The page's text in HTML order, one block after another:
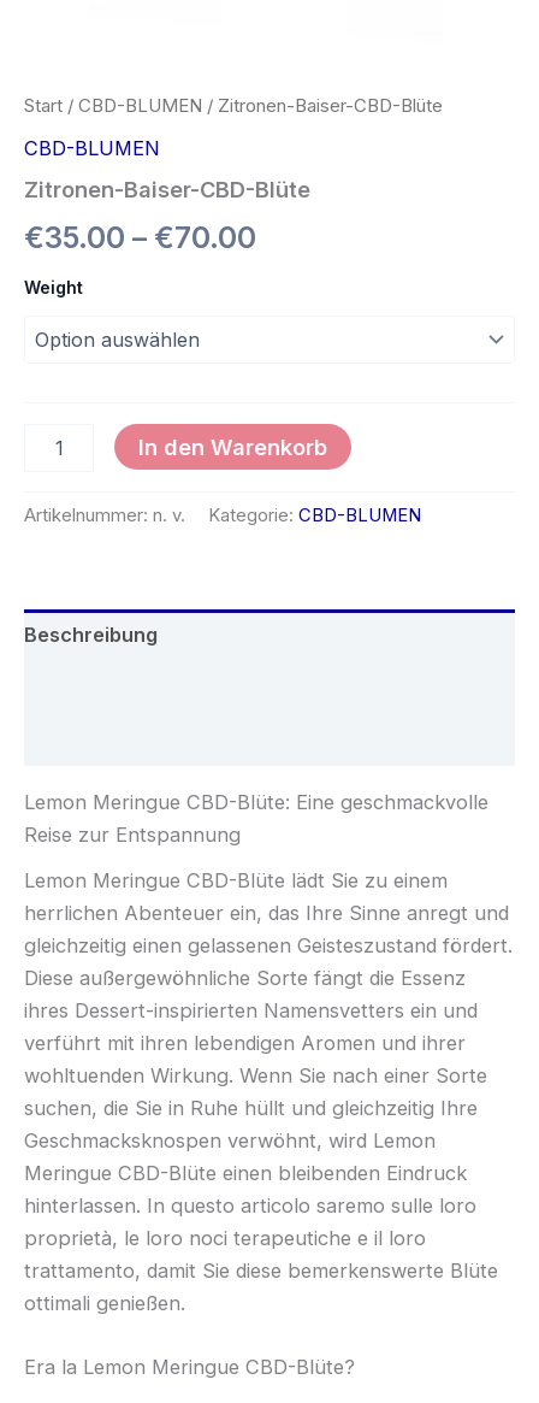
Start / CBD-BLUMEN / Zitronen-Baiser-CBD-Blüte
CBD-BLUMEN
Zitronen-Baiser-CBD-Blüte
€35.00 – €70.00
Weight
In den Warenkorb
Artikelnummer: n. v. Kategorie: CBD-BLUMEN
Beschreibung
Lemon Meringue CBD-Blüte: Eine geschmackvolle
Reise zur Entspannung
Lemon Meringue CBD-Blüte lädt Sie zu einem
herrlichen Abenteuer ein, das Ihre Sinne anregt und
gleichzeitig einen gelassenen Geisteszustand fördert.
Diese außergewöhnliche Sorte fängt die Essenz
ihres Dessert-inspirierten Namensvetters ein und
verführt mit ihren lebendigen Aromen und ihrer
wohltuenden Wirkung. Wenn Sie nach einer Sorte
suchen, die Sie in Ruhe hüllt und gleichzeitig Ihre
Geschmacksknospen verwöhnt, wird Lemon
Meringue CBD-Blüte einen bleibenden Eindruck
hinterlassen. In questo articolo saremo sulle loro
proprietà, le loro noci terapeutiche e il loro
trattamento, damit Sie diese bemerkenswerte Blüte
ottimali genießen.
Era la Lemon Meringue CBD-Blüte?